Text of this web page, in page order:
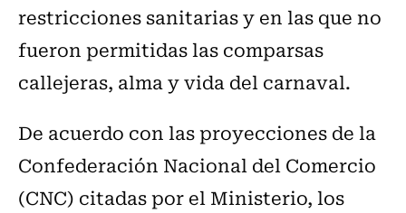
restricciones sanitarias y en las que no
fueron permitidas las comparsas
callejeras, alma y vida del carnaval.
De acuerdo con las proyecciones de la
Confederación Nacional del Comercio
(CNC) citadas por el Ministerio, los